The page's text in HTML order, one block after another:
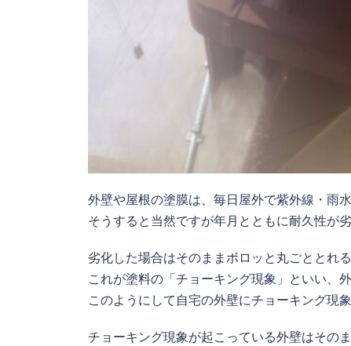
外壁や屋根の塗膜は、毎日屋外で紫外線・雨
そうすると当然ですが年月とともに耐久性が
劣化した場合はそのままボロッと丸ごととれ
これが塗料の「チョーキング現象」といい、
このようにして自宅の外壁にチョーキング現
チョーキング現象が起こっている外壁はその